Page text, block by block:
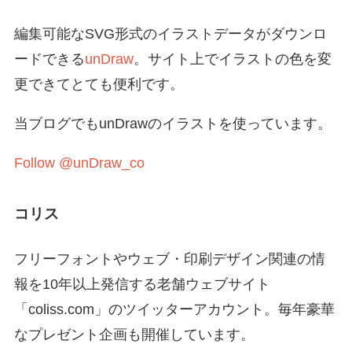
編集可能なSVG形式のイラストデータがダウンロ
ードできるunDraw。サイト上でイラストの色を変
更できてとても便利です。
当ブログでもunDrawのイラストを使っています。
Follow @unDraw_co
コリス
フリーフォントやウェブ・印刷デザイン関連の情
報を10年以上発信する老舗ウェブサイト
「coliss.com」のツイッターアカウント。毎年豪華
なプレゼント企画も開催しています。